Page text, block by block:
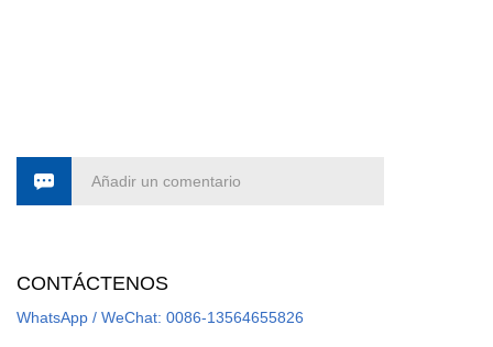
Añadir un comentario
CONTÁCTENOS
WhatsApp / WeChat: 0086-13564655826